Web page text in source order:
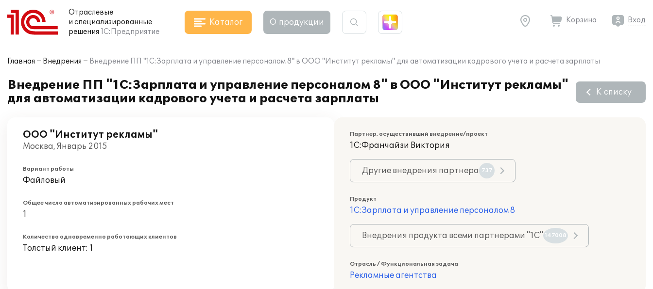
Отраслевые
и специализированные
решения 1С:Предприятие
Каталог О продукции Корзина Вход
Главная Внедрения Внедрение ПП "1С:Зарплата и управление персоналом 8" в ООО "Институт рекламы" для автоматизации кадрового учета и расчета зарплаты
Внедрение ПП "1С:Зарплата и управление персоналом 8" в ООО "Институт рекламы"
для автоматизации кадрового учета и расчета зарплаты
К списку
ООО "Институт рекламы"
Москва, Январь 2015
Вариант работы
Файловый
Общее число автоматизированных рабочих мест
1
Количество одновременно работающих клиентов
Толстый клиент: 1
Партнер, осуществивший внедрение/проект
1С:Франчайзи Виктория
Другие внедрения партнера 737
Продукт
1С:Зарплата и управление персоналом 8
Внедрения продукта всеми партнерами "1С" 147008
Отрасль / Функциональная задача
Рекламные агентства